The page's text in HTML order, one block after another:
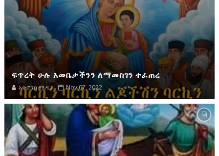
ፍጥረት ሁሉ እመቤታችንን ለማመስገን ተፈጠረ
አትሮንስ ሚዲያ Nov 07, 2022